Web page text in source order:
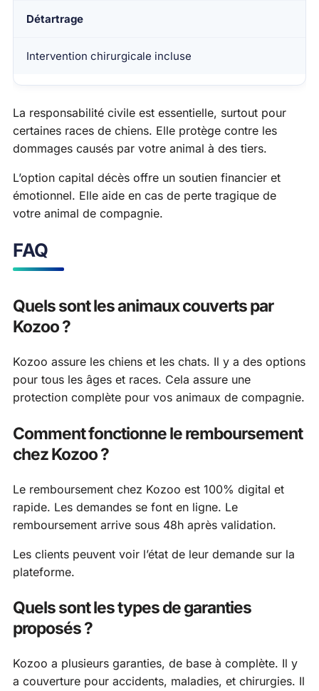
Détartrage
Intervention chirurgicale incluse
La responsabilité civile est essentielle, surtout pour
certaines races de chiens. Elle protège contre les
dommages causés par votre animal à des tiers.
L’option capital décès offre un soutien financier et
émotionnel. Elle aide en cas de perte tragique de
votre animal de compagnie.
FAQ
Quels sont les animaux couverts par
Kozoo ?
Kozoo assure les chiens et les chats. Il y a des options
pour tous les âges et races. Cela assure une
protection complète pour vos animaux de compagnie.
Comment fonctionne le remboursement
chez Kozoo ?
Le remboursement chez Kozoo est 100% digital et
rapide. Les demandes se font en ligne. Le
remboursement arrive sous 48h après validation.
Les clients peuvent voir l’état de leur demande sur la
plateforme.
Quels sont les types de garanties
proposés ?
Kozoo a plusieurs garanties, de base à complète. Il y
a couverture pour accidents, maladies, et chirurgies. Il